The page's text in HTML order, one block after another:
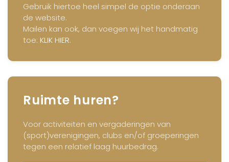
Gebruik hiertoe heel simpel de optie onderaan
de website.
Mailen kan ook, dan voegen wij het handmatig
toe: KLIK HIER.
Ruimte huren?
Voor activiteiten en vergaderingen van
(sport)verenigingen, clubs en/of groeperingen
tegen een relatief laag huurbedrag.